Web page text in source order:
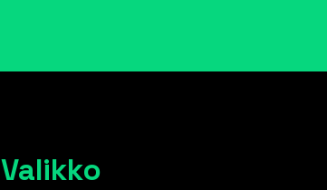
Valikko